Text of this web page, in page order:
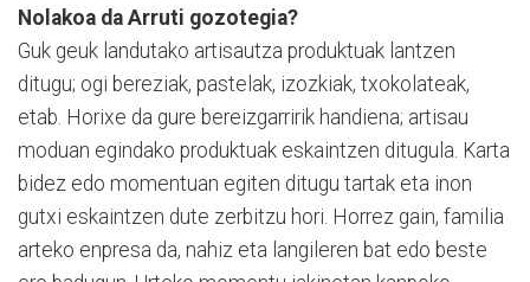
Nolakoa da Arruti gozotegia?
Guk geuk landutako artisautza produktuak lantzen
ditugu; ogi bereziak, pastelak, izozkiak, txokolateak,
etab. Horixe da gure bereizgarririk handiena; artisau
moduan egindako produktuak eskaintzen ditugula. Karta
bidez edo momentuan egiten ditugu tartak eta inon
gutxi eskaintzen dute zerbitzu hori. Horrez gain, familia
arteko enpresa da, nahiz eta langileren bat edo beste